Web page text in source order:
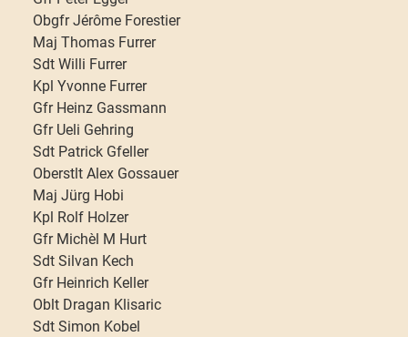
Obgfr Jérôme Forestier
Maj Thomas Furrer
Sdt Willi Furrer
Kpl Yvonne Furrer
Gfr Heinz Gassmann
Gfr Ueli Gehring
Sdt Patrick Gfeller
Oberstlt Alex Gossauer
Maj Jürg Hobi
Kpl Rolf Holzer
Gfr Michèl M Hurt
Sdt Silvan Kech
Gfr Heinrich Keller
Oblt Dragan Klisaric
Sdt Simon Kobel